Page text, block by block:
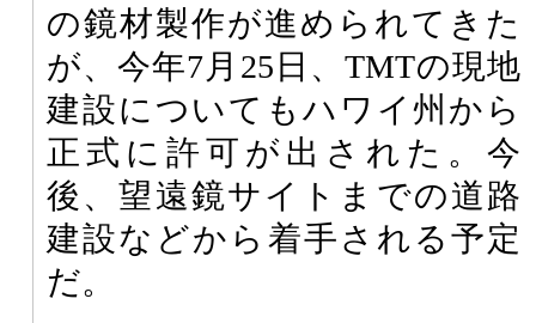
の鏡材製作が進められてきた
が、今年7月25日、TMTの現地
建設についてもハワイ州から
正式に許可が出された。今
後、望遠鏡サイトまでの道路
建設などから着手される予定
だ。